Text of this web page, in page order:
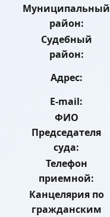
Муниципальный
район:
Судебный
район:
Адрес:
E-mail:
ФИО
Председателя
суда:
Телефон
приемной:
Канцелярия по
гражданским